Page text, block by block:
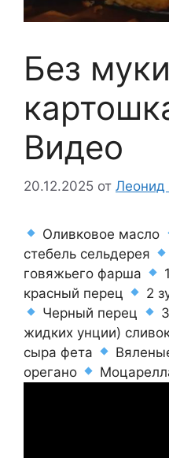
Без
Видео
20.12.2025 от Леонид
Оливковое масло
стебель сельдерея
говяжьего фарша
красный перец
2
Черный перец
жидких унции)
сыра фета
орегано